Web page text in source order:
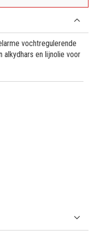
vochtregulerende
alkydhars en lijnolie voor